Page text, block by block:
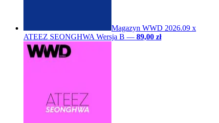
Magazyn WWD 2026.09 x
ATEEZ SEONGHWA Wersja B — 89,00 zł